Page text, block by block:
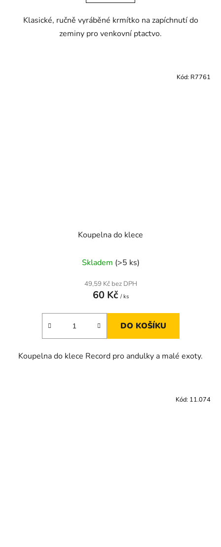
Klasické, ručně vyráběné krmítko na zapíchnutí do
zeminy pro venkovní ptactvo.
Koupelna do klece
Skladem (>5 ks)
49,59 Kč bez DPH
60 Kč / ks
DO KOŠÍKU
Koupelna do klece Record pro andulky a malé exoty.
Kód: R7761
Kód: 11.074